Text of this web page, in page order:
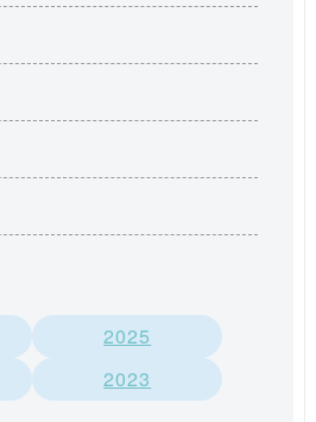
2025
2023